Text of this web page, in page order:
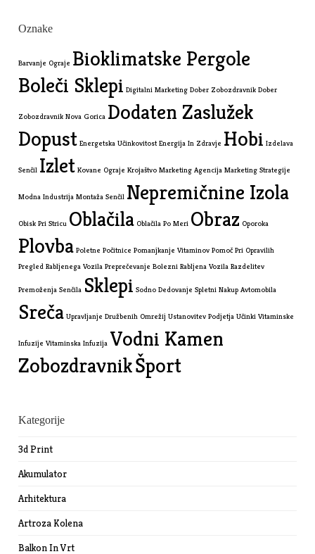
Oznake
Barvanje Ograje Bioklimatske Pergole
Boleči Sklepi Digitalni Marketing Dober Zobozdravnik Dober
Zobozdravnik Nova Gorica Dodaten Zaslužek
Dopust Energetska Učinkovitost Energija In Zdravje Hobi Izdelava
Senčil Izlet Kovane Ograje Krojaštvo Marketing Agencija Marketing Strategije
Modna Industrija Montaža Senčil Nepremičnine Izola
Obisk Pri Stricu Oblačila Oblačila Po Meri Obraz Oporoka
Plovba Poletne Počitnice Pomanjkanje Vitaminov Pomoč Pri Opravilih
Pregled Rabljenega Vozila Preprečevanje Bolezni Rabljena Vozila Razdelitev
Premoženja Senčila Sklepi Sodno Dedovanje Spletni Nakup Avtomobila
Sreča Upravljanje Družbenih Omrežij Ustanovitev Podjetja Učinki Vitaminske
Infuzije Vitaminska Infuzija Vodni Kamen
ZobozdravnikŠport
Kategorije
3d Print
Akumulator
Arhitektura
Artroza Kolena
Balkon In Vrt